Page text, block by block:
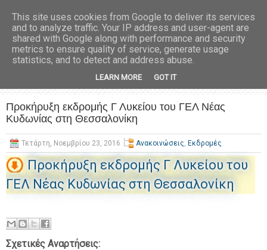
Προκήρυξη εκδρομής Γ Λυκείου του ΓΕΛ Νέας
Κυδωνίας στη Θεσσαλονίκη
Τετάρτη, Νοεμβρίου 23, 2016 Ανακοινώσεις, Εκδρομές
Προκήρυξη εκδρομής Γ Λυκείου του
ΓΕΛ Νέας Κυδωνίας στη Θεσσαλονίκη
Σχετικές Αναρτήσεις:
This site uses cookies from Google to deliver its services
and to analyze traffic. Your IP address and user-agent are
shared with Google along with performance and security
metrics to ensure quality of service, generate usage
statistics, and to detect and address abuse.
LEARN MORE GOT IT